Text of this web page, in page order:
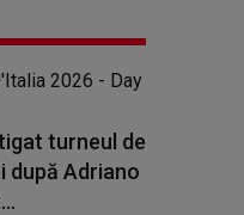
turneul de
după Adriano